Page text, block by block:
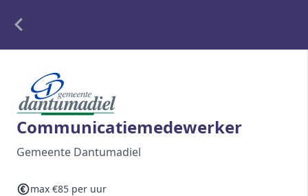
Alle opdrachten
Freelance
Detachering
Interim opdrachten statistiek
Communicatiemedewerker
Gemeente Dantumadiel
max €85 per uur